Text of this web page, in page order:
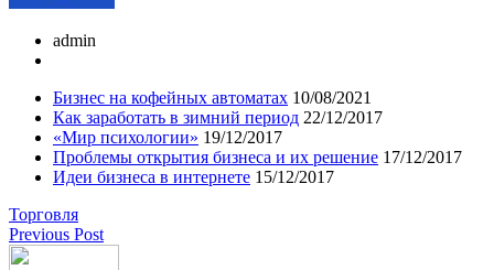
admin
Бизнес на кофейных автоматах 10/08/2021
Как заработать в зимний период 22/12/2017
«Мир психологии» 19/12/2017
Проблемы открытия бизнеса и их решение 17/12/2017
Идеи бизнеса в интернете 15/12/2017
Торговля
Previous Post